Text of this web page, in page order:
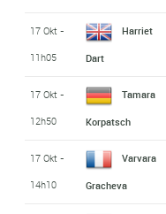
17 Okt -
11h05
Harriet
Dart
17 Okt -
12h50
Tamara
Korpatsch
17 Okt -
14h10
Varvara
Gracheva